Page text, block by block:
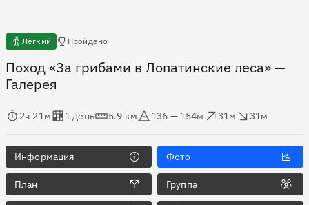
Лёгкий Пройдено
Поход «За грибами в Лопатинские леса»—
Галерея
в пути
2ч 21м
Оценка в днях
1 день
5.9 км
136 — 154м
31м
31м
Информация Фото
План Группа